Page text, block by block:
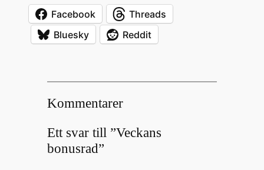
Facebook
Threads
Bluesky
Reddit
Kommentarer
Ett svar till ”Veckans
bonusrad”